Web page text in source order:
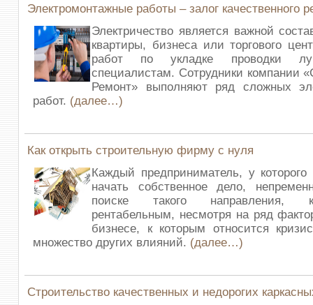
Электромонтажные работы – залог качественного
Электричество является важной
квартиры, бизнеса или торгового
работ по укладке проводки
специалистам. Сотрудники компании
Ремонт» выполняют ряд сложных
работ. (далее…)
Как открыть строительную фирму с нуля
Каждый предприниматель, у которого
начать собственное дело,
поиске такого направления,
рентабельным, несмотря на ряд
бизнесе, к которым относится
множество других влияний. (далее…)
Строительство качественных и недорогих